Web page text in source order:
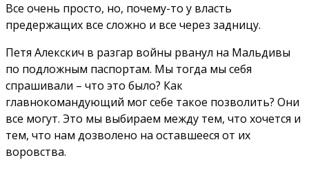
Все очень просто, но, почему-то у власть
предержащих все сложно и все через задницу.
Петя Алекскич в разгар войны рванул на Мальдивы
по подложным паспортам. Мы тогда мы себя
спрашивали – что это было? Как
главнокомандующий мог себе такое позволить? Они
все могут. Это мы выбираем между тем, что хочется и
тем, что нам дозволено на оставшееся от их
воровства.